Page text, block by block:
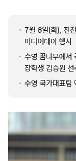
7월 8일(화), 진
미디어데이 행사
수영 꿈나무에서
장학생 김승원 선
수영 국가대표팀